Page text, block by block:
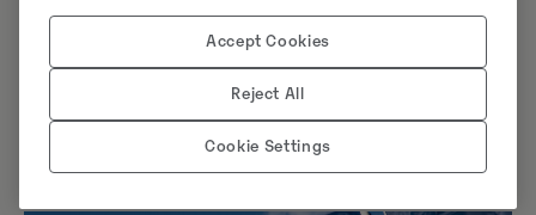
I juni 2025 tillkännagavs att Volvo Construction
Equipment (Volvo CE) nått en överenskommelse med
Lantmännen om att förvärvaSwecon, med verksamhet
i Sverige, Tyskland, Estland, Lettland och Litauen –
samtEntrack. Förvärvet har nu framgångsrikt slutförts
därmed en del av Volvo CE.
Accept Cookies
Reject All
Cookie Settings